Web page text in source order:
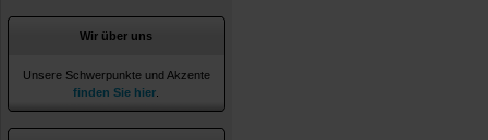
Wir über uns
Unsere Schwerpunkte und Akzente
finden Sie hier